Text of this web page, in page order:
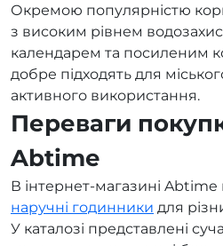
Окремою популярністю
з високим рівнем
календарем та посиленим
добре підходять для
активного використання.
Переваги
Abtime
В інтернет-магазині
наручні годинники для
У каталозі представлені